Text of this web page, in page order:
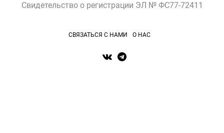
Свидетельство о регистрации ЭЛ № ФС77-72411
СВЯЗАТЬСЯ С НАМИ О НАС